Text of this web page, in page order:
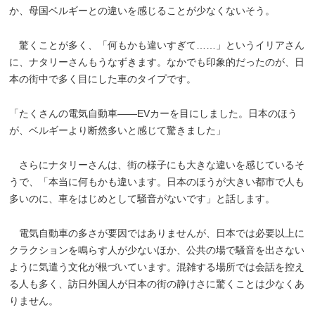
か、母国ベルギーとの違いを感じることが少なくないそう。
驚くことが多く、「何もかも違いすぎて……」というイリアさん
に、ナタリーさんもうなずきます。なかでも印象的だったのが、日
本の街中で多く目にした車のタイプです。
「たくさんの電気自動車――EVカーを目にしました。日本のほう
が、ベルギーより断然多いと感じて驚きました」
さらにナタリーさんは、街の様子にも大きな違いを感じているそ
うで、「本当に何もかも違います。日本のほうが大きい都市で人も
多いのに、車をはじめとして騒音がないです」と話します。
電気自動車の多さが要因ではありませんが、日本では必要以上に
クラクションを鳴らす人が少ないほか、公共の場で騒音を出さない
ように気遣う文化が根づいています。混雑する場所では会話を控え
る人も多く、訪日外国人が日本の街の静けさに驚くことは少なくあ
りません。